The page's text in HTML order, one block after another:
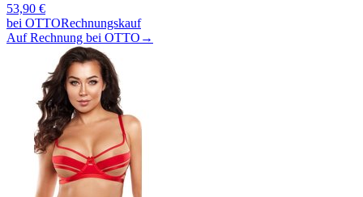
53,90 €
bei OTTORechnungskauf
Auf Rechnung bei OTTO →